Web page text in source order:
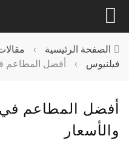
الصفحة الرئيسية ›
فيلنيوس
› أفضل المطاعم
أفضل المطاعم
والأسعار